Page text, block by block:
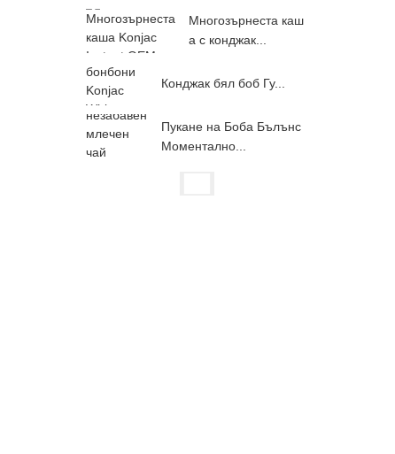
Многозърнеста каш
а с конджак...
Конджак бял боб Гу...
Пукане на Боба Бълънс
Моментално...